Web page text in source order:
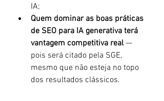
IA;
Quem dominar as boas práticas
de SEO para IA generativa terá
vantagem competitiva real —
pois será citado pela SGE,
mesmo que não esteja no topo
dos resultados clássicos.